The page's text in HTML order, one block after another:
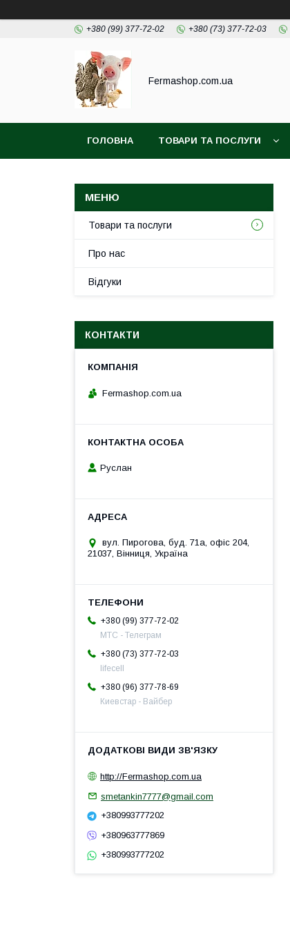
+380 (99) 377-72-02 +380 (73) 377-72-03
Fermashop.com.ua
ГОЛОВНА ТОВАРИ ТА ПОСЛУГИ
Товари та послуги
Про нас
Відгуки
КОНТАКТИ
Fermashop.com.ua
Руслан
вул. Пирогова, буд. 71а, офіс 204,
21037, Вінниця, Україна
+380 (99) 377-72-02
МТС - Телеграм
+380 (73) 377-72-03
lifecell
+380 (96) 377-78-69
Киевстар - Вайбер
http://Fermashop.com.ua
smetankin7777@gmail.com
+380993777202
+380963777869
+380993777202